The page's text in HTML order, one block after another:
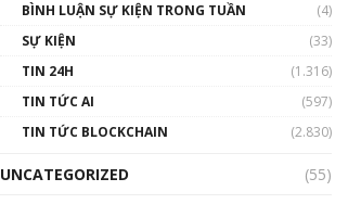
Talkshow 14: MemeCoin –
BÌNH LUẬN SỰ KIỆN TRONG TUẦN
(4)
SỰ KIỆN
(33)
TIN 24H
(1.316)
TIN TỨC AI
(597)
TIN TỨC BLOCKCHAIN
(2.830)
UNCATEGORIZED
(55)